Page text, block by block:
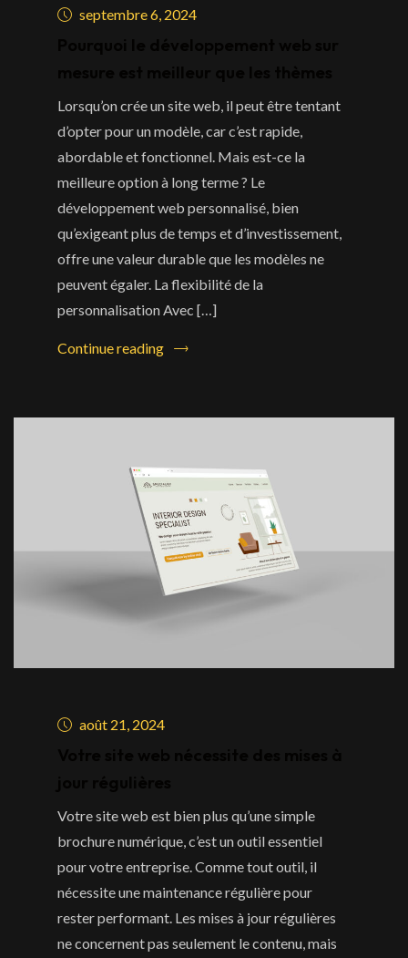
septembre 6, 2024
Lorsqu’on crée un site web, il peut être tentant
d’opter pour un modèle, car c’est rapide,
abordable et fonctionnel. Mais est-ce la
meilleure option à long terme ? Le
développement web personnalisé, bien
qu’exigeant plus de temps et d’investissement,
offre une valeur durable que les modèles ne
peuvent égaler. La flexibilité de la
personnalisation Avec […]
Continue reading
août 21, 2024
Votre site web est bien plus qu’une simple
brochure numérique, c’est un outil essentiel
pour votre entreprise. Comme tout outil, il
nécessite une maintenance régulière pour
rester performant. Les mises à jour régulières
ne concernent pas seulement le contenu, mais